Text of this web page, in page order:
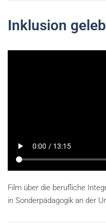
Inklusion
Film über die berufliche
in Sonderpädagogik an der